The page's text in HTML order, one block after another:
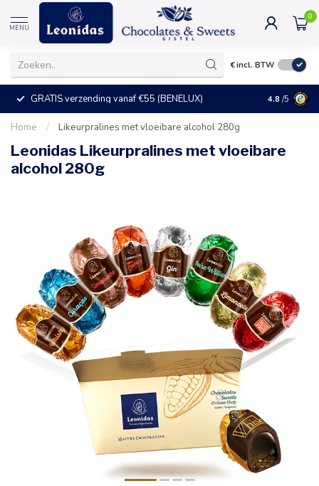
MENU
0
€incl. BTW
GRATIS verzending vanaf €55 (BENELUX) +25°C =
4.8 /5
Home / Likeurpralines met vloeibare alcohol 280g
Leonidas Likeurpralines met vloeibare
alcohol 280g